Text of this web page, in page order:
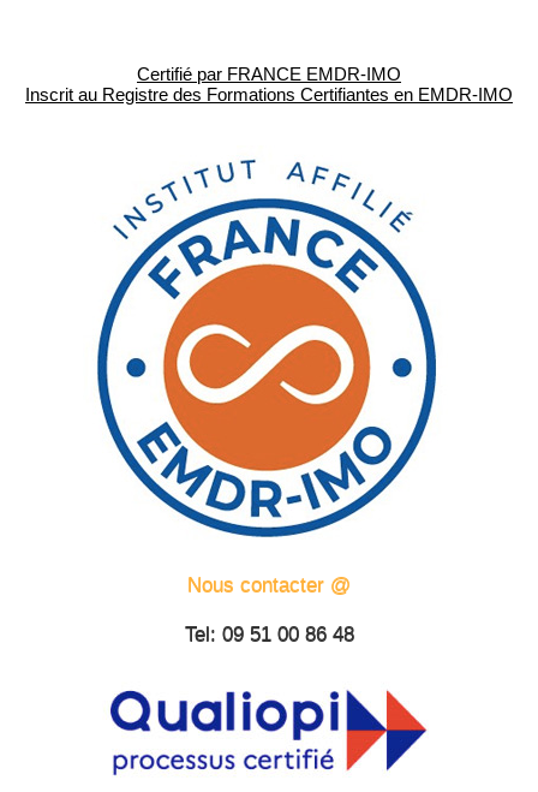
Certifié par FRANCE EMDR-IMO
Inscrit au Registre des Formations Certifiantes en EMDR-IMO
Nous contacter @
Tel: 09 51 00 86 48